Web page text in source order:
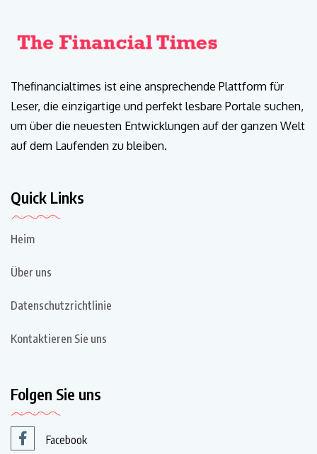
Thefinancialtimes ist eine ansprechende Plattform für
Leser, die einzigartige und perfekt lesbare Portale suchen,
um über die neuesten Entwicklungen auf der ganzen Welt
auf dem Laufenden zu bleiben.
Quick Links
Heim
Über uns
Datenschutzrichtlinie
Kontaktieren Sie uns
Folgen Sie uns
Facebook